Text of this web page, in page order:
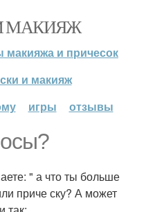
МАКИЯЖ
макияжа и причесок
и макияж
игры отзывы
" а что ты больше
приче ску? А может